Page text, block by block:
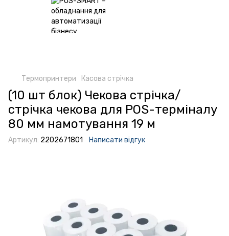
Термопринтери Касова стрічка
(10 шт блок) Чекова стрічка/
стрічка чекова для POS-терміналу
80 мм намотування 19 м
Артикул: 2202671801 Написати відгук